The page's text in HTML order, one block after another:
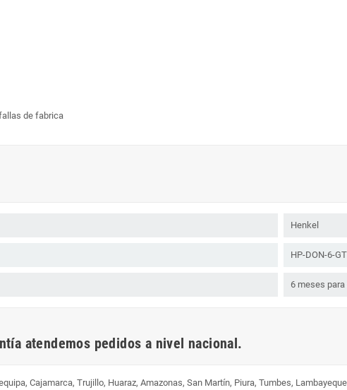
de fabrica
Henkel
HP-DON-6-GT
6 meses
atendemos pedidos a nivel nacional.
Cajamarca, Trujillo, Huaraz, Amazonas, San Martín, Piura, Tumbes,